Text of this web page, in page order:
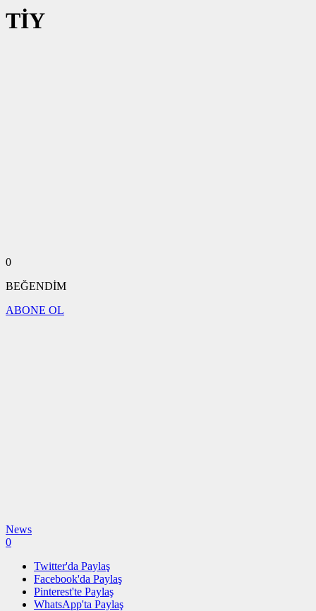
TİY
0
BEĞENDİM
ABONE OL
News
0
Twitter'da Paylaş
Facebook'da Paylaş
Pinterest'te Paylaş
WhatsApp'ta Paylaş